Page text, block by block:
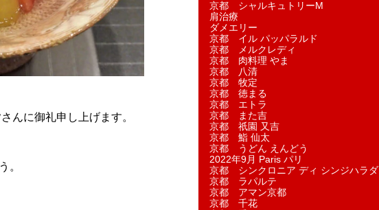
んに御礼申し上げます。
。
京都 シャルキュトリーM
肩治療
ダメエリー
京都 イル パッパラルド
京都 メルクレディ
京都 肉料理 やま
京都 八清
京都 牧定
京都 徳まる
京都 エトラ
京都 また吉
京都 祇園 又吉
京都 鮨 仙太
京都 うどん えんどう
2022年9月 Paris パリ
京都 シンクロニア ディ シンジハラダ
京都 ラパルテ
京都 アマン京都
京都 千花